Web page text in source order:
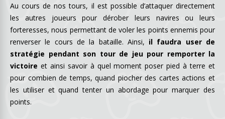
Au cours de nos tours, il est possible d’attaquer directement
les autres joueurs pour dérober leurs navires ou leurs
forteresses, nous permettant de voler les points ennemis pour
renverser le cours de la bataille. Ainsi, il faudra user de
stratégie pendant son tour de jeu pour remporter la
victoire et ainsi savoir à quel moment poser pied à terre et
pour combien de temps, quand piocher des cartes actions et
les utiliser et quand tenter un abordage pour marquer des
points.